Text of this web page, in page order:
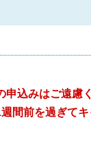
込みはご遠慮
間前を過ぎて